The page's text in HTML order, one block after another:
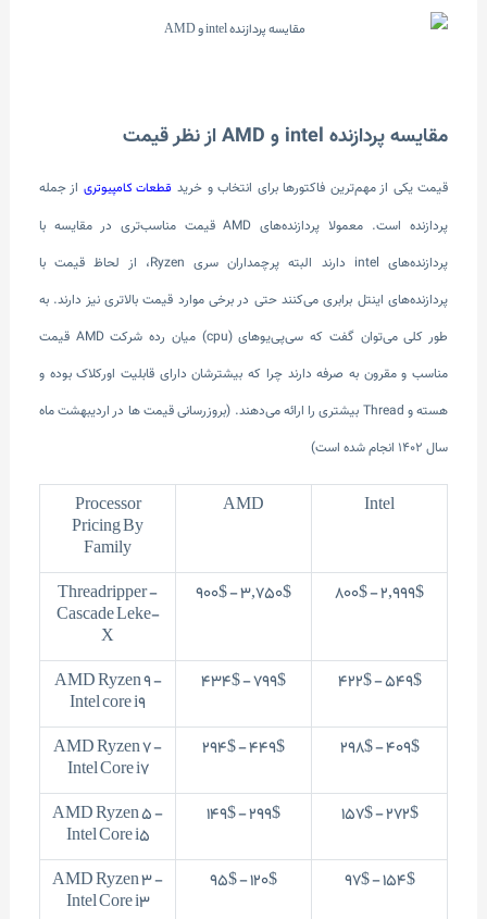
مقایسه پردازنده intel و AMD از نظر قیمت
قیمت یکی از مهم‌ترین فاکتورها برای انتخاب و خرید قطعات کامپیوتری از جمله
پردازنده است. معمولا پردازنده‌های AMD قیمت مناسب‌تری در مقایسه با
پردازنده‌های intel دارند البته پرچمداران سری Ryzen، از لحاظ قیمت با
پردازنده‌های اینتل برابری می‌کنند حتی در برخی موارد قیمت بالاتری نیز دارند. به
طور کلی می‌توان گفت که سی‌پی‌‌یوهای (cpu) میان رده شرکت AMD قیمت
مناسب و مقرون به صرفه دارند چرا که بیشترشان دارای قابلیت اورکلاک بوده و
هسته و Thread بیشتری را ارائه می‌دهند. (بروزرسانی قیمت ها در اردیبهشت ماه
سال 1402 انجام شده است)
Intel
AMD
Processor
Pricing By
Family
2,999$ - 800$
3,750$ - 900$
Threadripper -
Cascade Leke-
X
549$ - 422$
799$ - 434$
AMD Ryzen 9 -
Intel core i9
409$ - 298$
449$ - 294$
AMD Ryzen 7 -
Intel Core i7
272$ - 157$
299$ - 149$
AMD Ryzen 5 -
Intel Core i5
154$ - 97$
120$ - 95$
AMD Ryzen 3 -
Intel Core i3